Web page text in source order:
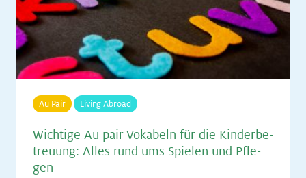
Au Pair Living Abroad
Wich­ti­ge Au pair Vo­ka­beln für die Kin­der­be­
treu­ung: Al­les rund ums Spie­len und Pfle­
gen